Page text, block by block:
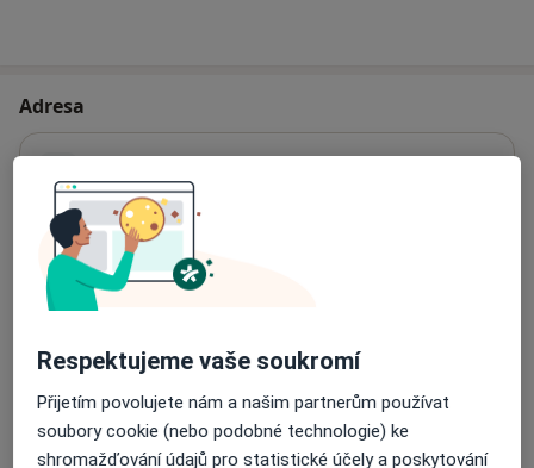
Adresa
Boženy Němcové 170,
Přiblížit mapu
Co mám v takové situaci udělat?
Způsoby platby (soukromé návštěvy)
Respektujeme vaše soukromí
Přijetím povolujete nám a našim partnerům používat
soubory cookie (nebo podobné technologie) ke
shromažďování údajů pro statistické účely a poskytování